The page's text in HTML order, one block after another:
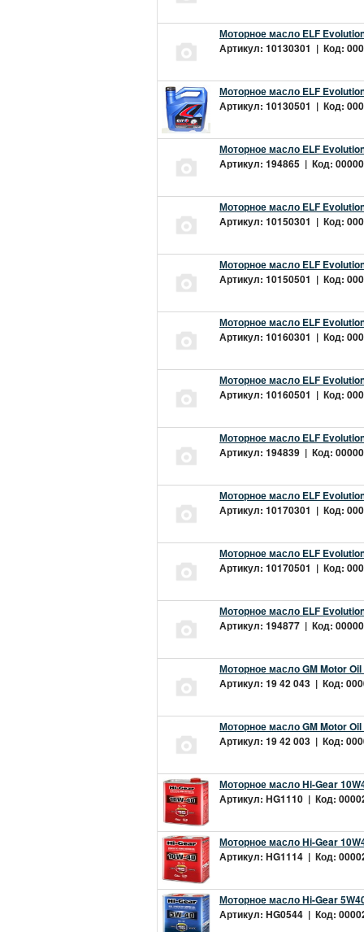
Моторное масло ELF
Артикул: 10130301 | Код:
Моторное масло ELF
Артикул: 10130501 | Код:
Моторное масло ELF
Артикул: 194865 | Код:
Моторное масло ELF
Артикул: 10150301 | Код:
Моторное масло ELF
Артикул: 10150501 | Код:
Моторное масло ELF
Артикул: 10160301 | Код:
Моторное масло ELF
Артикул: 10160501 | Код:
Моторное масло ELF
Артикул: 194839 | Код:
Моторное масло ELF
Артикул: 10170301 | Код:
Моторное масло ELF
Артикул: 10170501 | Код:
Моторное масло ELF
Артикул: 194877 | Код:
Моторное масло GM Motor Oil
Артикул: 19 42 043 | Код:
Моторное масло GM Motor
Артикул: 19 42 003 | Код:
Моторное масло Hi-Gear
Артикул: HG1110 | Код:
Моторное масло Hi-Gear
Артикул: HG1114 | Код:
Моторное масло Hi-Gear
Артикул: HG0544 | Код: